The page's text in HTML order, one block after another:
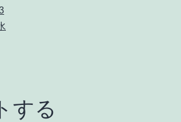
する